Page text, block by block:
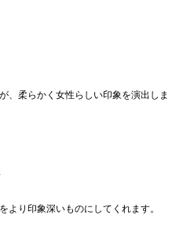
、柔らかく女性らしい印象を演出しま
より印象深いものにしてくれます。